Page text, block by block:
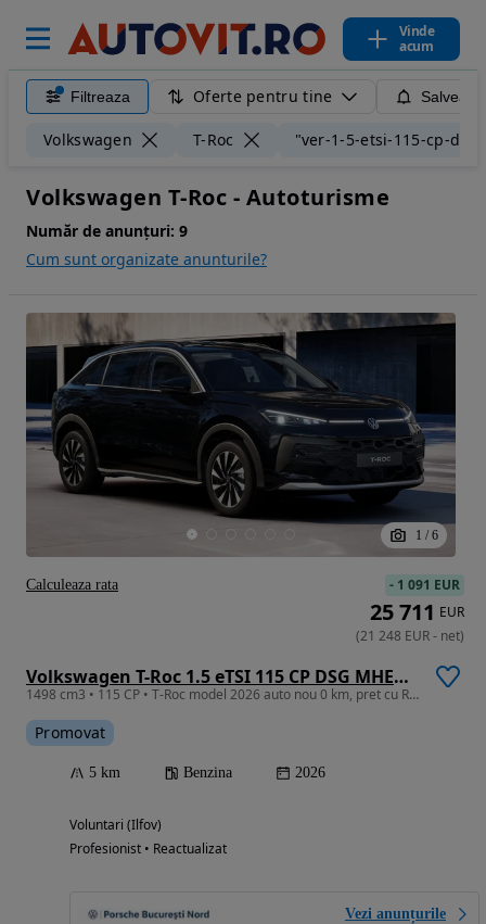
Vinde
acum
Filtreaza Oferte pentru tine
Volkswagen T-Roc "ver-1-5-etsi-115-cp-
Volkswagen T-Roc - Autoturisme
Număr de anunțuri: 9
Cum sunt organizate anunturile?
1 / 6
Volkswagen T-Roc 1.5 eTSI 115 CP DSG MHEV Life
1498 cm3 • 115 CP • T-Roc model 2026 auto nou 0 km, pret cu RABLA 2026
Promovat
5 km Benzina 2026
Voluntari (Ilfov)
Profesionist • Reactualizat
Vezi anunțurile
- 1 091 EUR
25 711 EUR
(21 248 EUR- net)
Calculeaza rata